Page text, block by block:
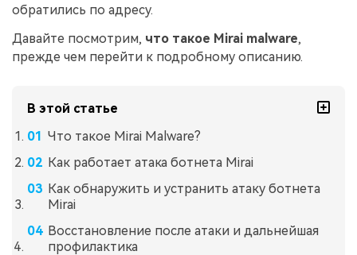
обратились по адресу.
Давайте посмотрим, что такое Mirai malware,
прежде чем перейти к подробному описанию.
В этой статье
Что такое Mirai Malware?
Как работает атака ботнета Mirai
Как обнаружить и устранить атаку ботнета
Mirai
Восстановление после атаки и дальнейшая
профилактика